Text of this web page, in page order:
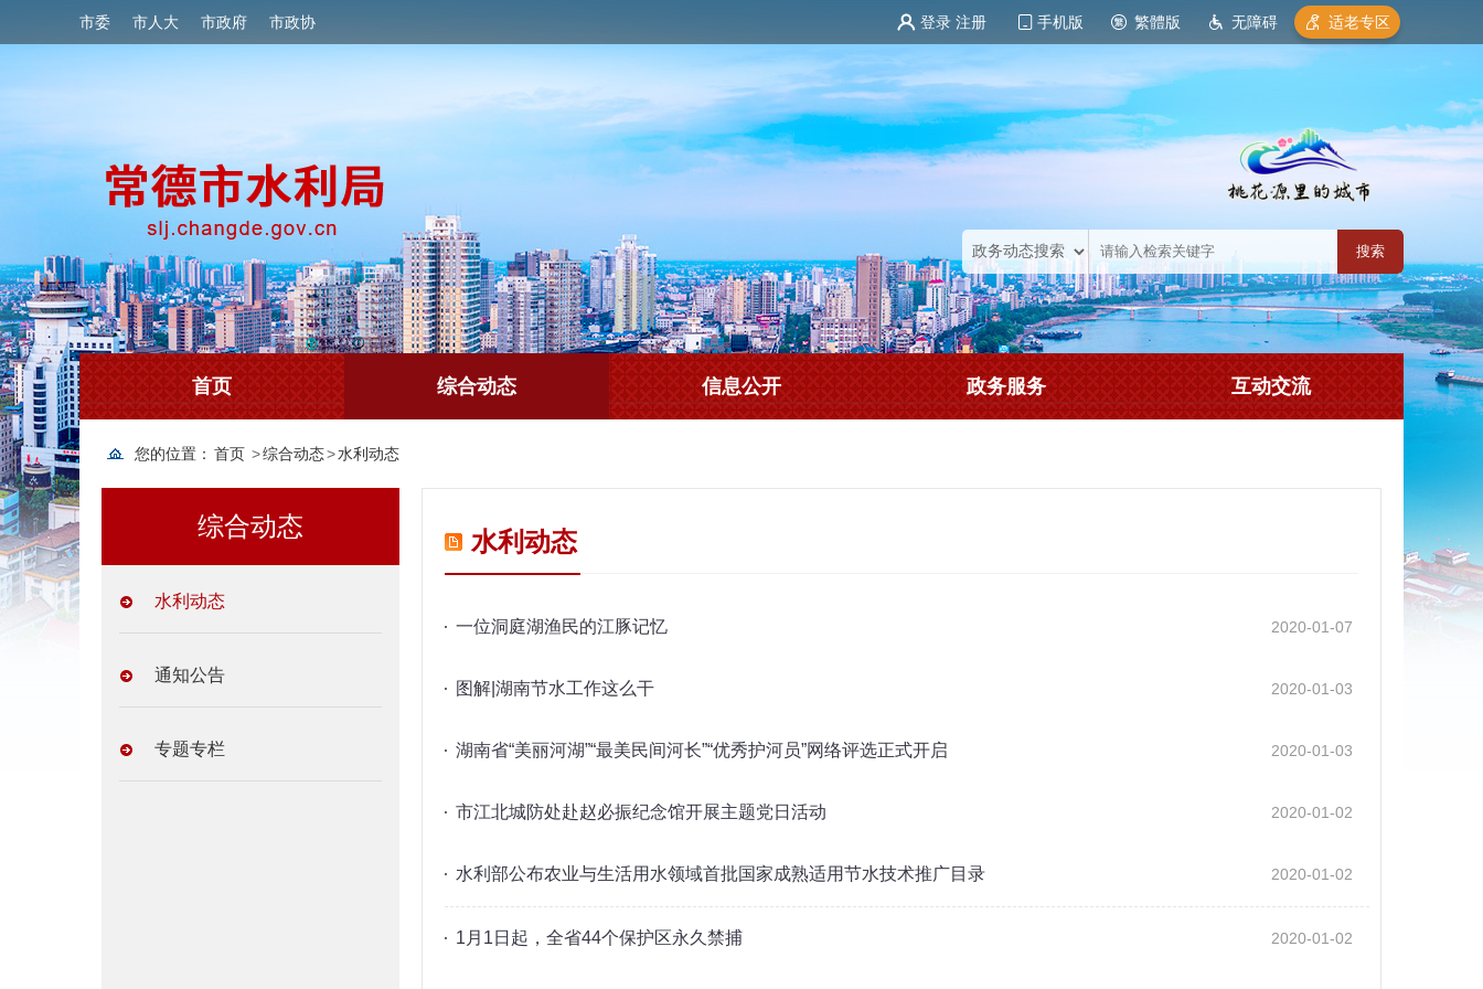
市委 市人大 市政府 市政协 登录 注册 手机版 繁體版 无障碍 适老专区
首页 综合动态 信息公开 政务服务 互动交流
您的位置： 首页 >综合动态>水利动态
综合动态
水利动态
通知公告
专题专栏
水利动态
2020-01-07
一位洞庭湖渔民的江豚记忆
2020-01-03
图解|湖南节水工作这么干
2020-01-03
湖南省“美丽河湖”“最美民间河长”“优秀护河员”网络评选正式开启
2020-01-02
市江北城防处赴赵必振纪念馆开展主题党日活动
2020-01-02
水利部公布农业与生活用水领域首批国家成熟适用节水技术推广目录
2020-01-02
1月1日起，全省44个保护区永久禁捕